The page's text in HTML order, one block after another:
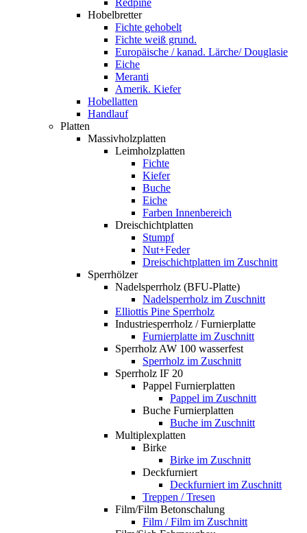
Hobelbretter
Fichte gehobelt
Fichte weiß grund.
Europäische / kanad. Lärche/ Douglasie
Eiche
Meranti
Amerik. Kiefer
Hobellatten
Handlauf
Platten
Massivholzplatten
Leimholzplatten
Fichte
Kiefer
Buche
Eiche
Farben Innenbereich
Dreischichtplatten
Stumpf
Nut+Feder
Dreischichtplatten im Zuschnitt
Sperrhölzer
Nadelsperrholz (BFU-Platte)
Nadelsperrholz im Zuschnitt
Elliottis Pine Sperrholz
Industriesperrholz / Furnierplatte
Furnierplatte im Zuschnitt
Sperrholz AW 100 wasserfest
Sperrholz im Zuschnitt
Sperrholz IF 20
Pappel Furnierplatten
Pappel im Zuschnitt
Buche Furnierplatten
Buche im Zuschnitt
Multiplexplatten
Birke
Birke im Zuschnitt
Deckfurniert
Deckfurniert im Zuschnitt
Treppen / Tresen
Film/Film Betonschalung
Film / Film im Zuschnitt